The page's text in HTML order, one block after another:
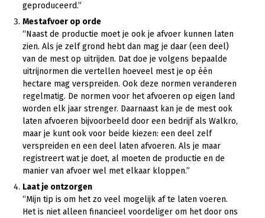
geproduceerd.”
Mestafvoer op orde
“Naast de productie moet je ook je afvoer kunnen laten
zien. Als je zelf grond hebt dan mag je daar (een deel)
van de mest op uitrijden. Dat doe je volgens bepaalde
uitrijnormen die vertellen hoeveel mest je op één
hectare mag verspreiden. Ook deze normen veranderen
regelmatig. De normen voor het afvoeren op eigen land
worden elk jaar strenger. Daarnaast kan je de mest ook
laten afvoeren bijvoorbeeld door een bedrijf als Walkro,
maar je kunt ook voor beide kiezen: een deel zelf
verspreiden en een deel laten afvoeren. Als je maar
registreert wat je doet, al moeten de productie en de
manier van afvoer wel met elkaar kloppen.”
Laat je ontzorgen
“Mijn tip is om het zo veel mogelijk af te laten voeren.
Het is niet alleen financieel voordeliger om het door ons